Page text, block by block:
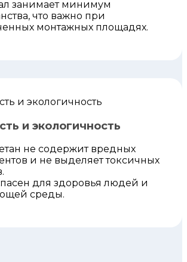
занимает минимум
что важно при
монтажных площадях.
и экологичность
не содержит вредных
и не выделяет токсичных
для здоровья людей и
среды.